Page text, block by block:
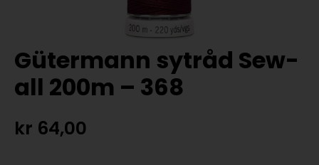
Gütermann sytråd Sew-
all 200m – 368
kr 64,00